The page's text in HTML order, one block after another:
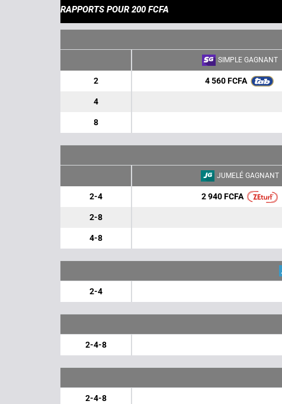
RAPPORTS POUR 200 FCFA
SIMPLE GAGNANT
2 4 560 FCFA
4
8
JUMELÉ GAGNANT
2-4 2 940 FCFA
2-8
4-8
2-4
2-4-8
2-4-8